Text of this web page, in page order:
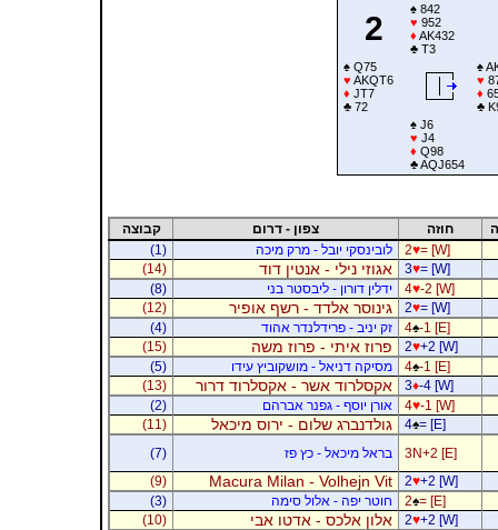
2
♠842
♥ 952
♦ AK432
♣T3
♠Q75
♥ AKQT6
♦ JT7
♣72
♠
♥
♦
♣
♠J6
♥ J4
♦ Q98
♣AQJ654
חוזה צפון - דרום
קבוצה
2♥= [W] לובינסקי יובל - מרק מיכה
(1)
3♥= [W] אגוזי נילי - אנטין דוד
(14)
4♥-2 [W] ידלין דורון - ליבסטר בני
(8)
2♥= [W] גינוסר אלדד - רשף אופיר
(12)
4♠-1 [E] זק יניב - פרידלנדר אהוד
(4)
2♥+2 [W] פרוז איתי - פרוז משה
(15)
4♠-1 [E] מסיקה דניאל - מושקוביץ עידו
(5)
3♦-4 [W] אקסלרוד אשר - אקסלרוד דרור
(13)
4♥-1 [W] אורן יוסף - גפנר אברהם
(2)
4♠= [E] גולדנברג שלום - ירוס מיכאל
(11)
3N+2 [E]
בראל מיכאל - כץ פז
(7)
2♥+2 [W]
Macura Milan - Volhejn Vit
(9)
2♠= [E] חוטר יפה - אלול סימה
(3)
2♥+2 [W] אלון אלכס - אדטו אבי
(10)